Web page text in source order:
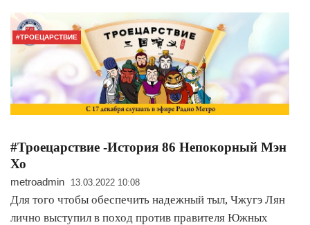
#ТРОЕЦАРСТВИЕ
#Троецарствие -История 86 Непокорный Мэн
Хо
metroadmin 13.03.2022 10:08
Для того чтобы обеспечить надежный тыл, Чжугэ Лян
лично выступил в поход против правителя Южных